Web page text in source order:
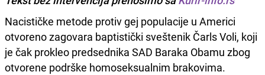
Nacističke metode protiv gej populacije u Americi
otvoreno zagovara baptistički sveštenik Čarls Voli, koji
je čak prokleo predsednika SAD Baraka Obamu zbog
otvorene podrške homoseksualnim brakovima.